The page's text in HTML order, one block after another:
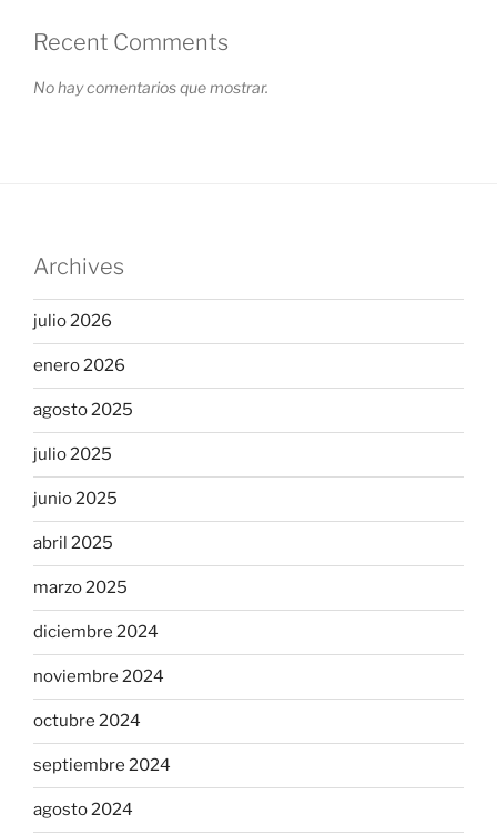
Recent Comments
No hay comentarios que mostrar.
Archives
julio 2026
enero 2026
agosto 2025
julio 2025
junio 2025
abril 2025
marzo 2025
diciembre 2024
noviembre 2024
octubre 2024
septiembre 2024
agosto 2024